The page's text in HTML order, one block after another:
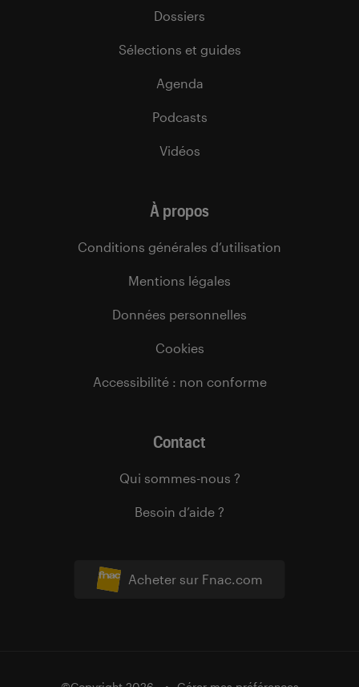
Acheter sur Fnac.com
Dossiers
Sélections et guides
Agenda
Podcasts
Vidéos
À propos
Conditions générales d’utilisation
Mentions légales
Données personnelles
Cookies
Accessibilité : non conforme
Contact
Qui sommes-nous ?
Besoin d’aide ?